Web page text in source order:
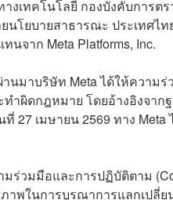
งเทคโนโลยี กองบังคับการ
โยบายสาธารณะ ประเทศไ
นจาก Meta Platforms, Inc.
นมาบริษัท Meta ได้ให้ความ
ำผิดกฎหมาย โดยอ้างอิงจา
27 เมษายน 2569 ทาง
ร่วมมือและการปฏิบัติตาม
าพในการบูรณาการแลกเปลี่